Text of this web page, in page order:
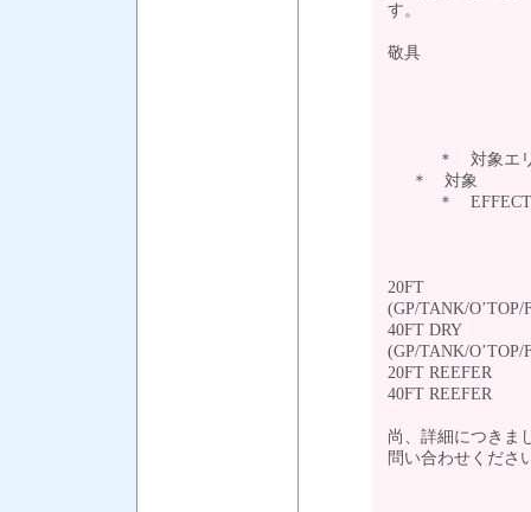
す。
敬具
＊ 対象エ
＊ 対象 ：
＊ EFFECTIVE
20FT
(GP/TANK/O’TOP/
40FT DRY
(GP/TANK/O’TOP/
20FT
40FT
尚、詳細につきま
問い